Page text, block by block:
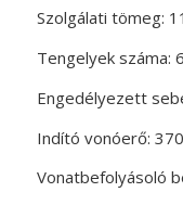
Szolgálati tömeg:
Tengelyek száma: 6
Engedélyezett
Indító vonóerő:
Vonatbefolyásoló